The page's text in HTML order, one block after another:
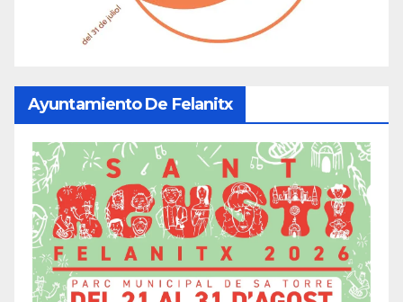
Ayuntamiento De Felanitx